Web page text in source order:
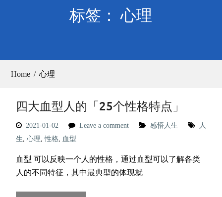
标签： 心理
Home 心理
四大血型人的「25个性格特点」
2021-01-02 Leave a comment 感悟人生
人
生, 心理,性格, 血型
血型 可以反映一个人的性格，通过血型可以了解各类
人的不同特征，其中最典型的体现就